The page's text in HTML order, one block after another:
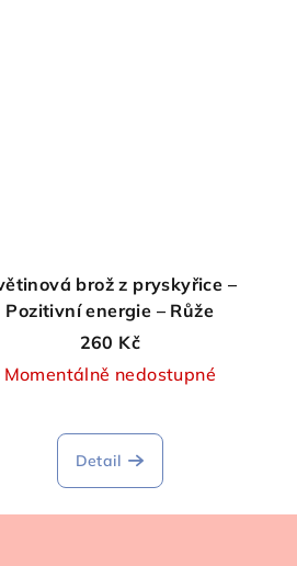
brož z pryskyřice –
Pozitivní energie – Růže
260 Kč
Momentálně nedostupné
Detail